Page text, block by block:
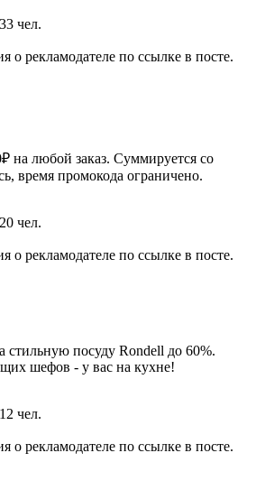
чел.
о рекламодателе по ссылке в посте.
на любой заказ. Суммируется со
время промокода ограничено.
чел.
о рекламодателе по ссылке в посте.
стильную посуду Rondell до 60%.
шефов - у вас на кухне!
чел.
о рекламодателе по ссылке в посте.